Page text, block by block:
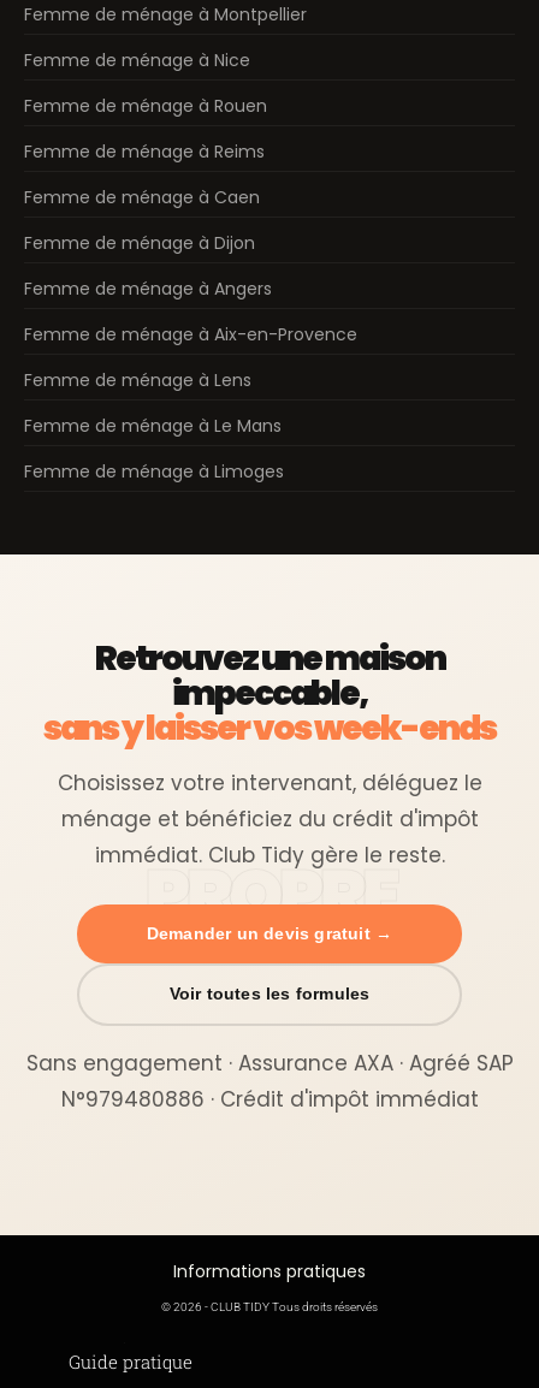
Femme de ménage à Montpellier
Femme de ménage à Nice
Femme de ménage à Rouen
Femme de ménage à Reims
Femme de ménage à Caen
Femme de ménage à Dijon
Femme de ménage à Angers
Femme de ménage à Aix-en-Provence
Femme de ménage à Lens
Femme de ménage à Le Mans
Femme de ménage à Limoges
Retrouvez une maison
impeccable,
sans y laisser vos week-ends
Choisissez votre intervenant, déléguez le
ménage et bénéficiez du crédit d'impôt
immédiat. Club Tidy gère le reste.
Demander un devis gratuit →
Voir toutes les formules
Sans engagement · Assurance AXA · Agréé SAP
N°979480886 · Crédit d'impôt immédiat
Informations pratiques
Guide pratique
© 2026 - CLUB TIDY Tous droits réservés
Informations légales